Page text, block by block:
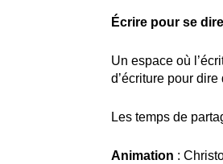
Écrire pour se
Un espace où
d’écriture pour
Les temps de
Animation :